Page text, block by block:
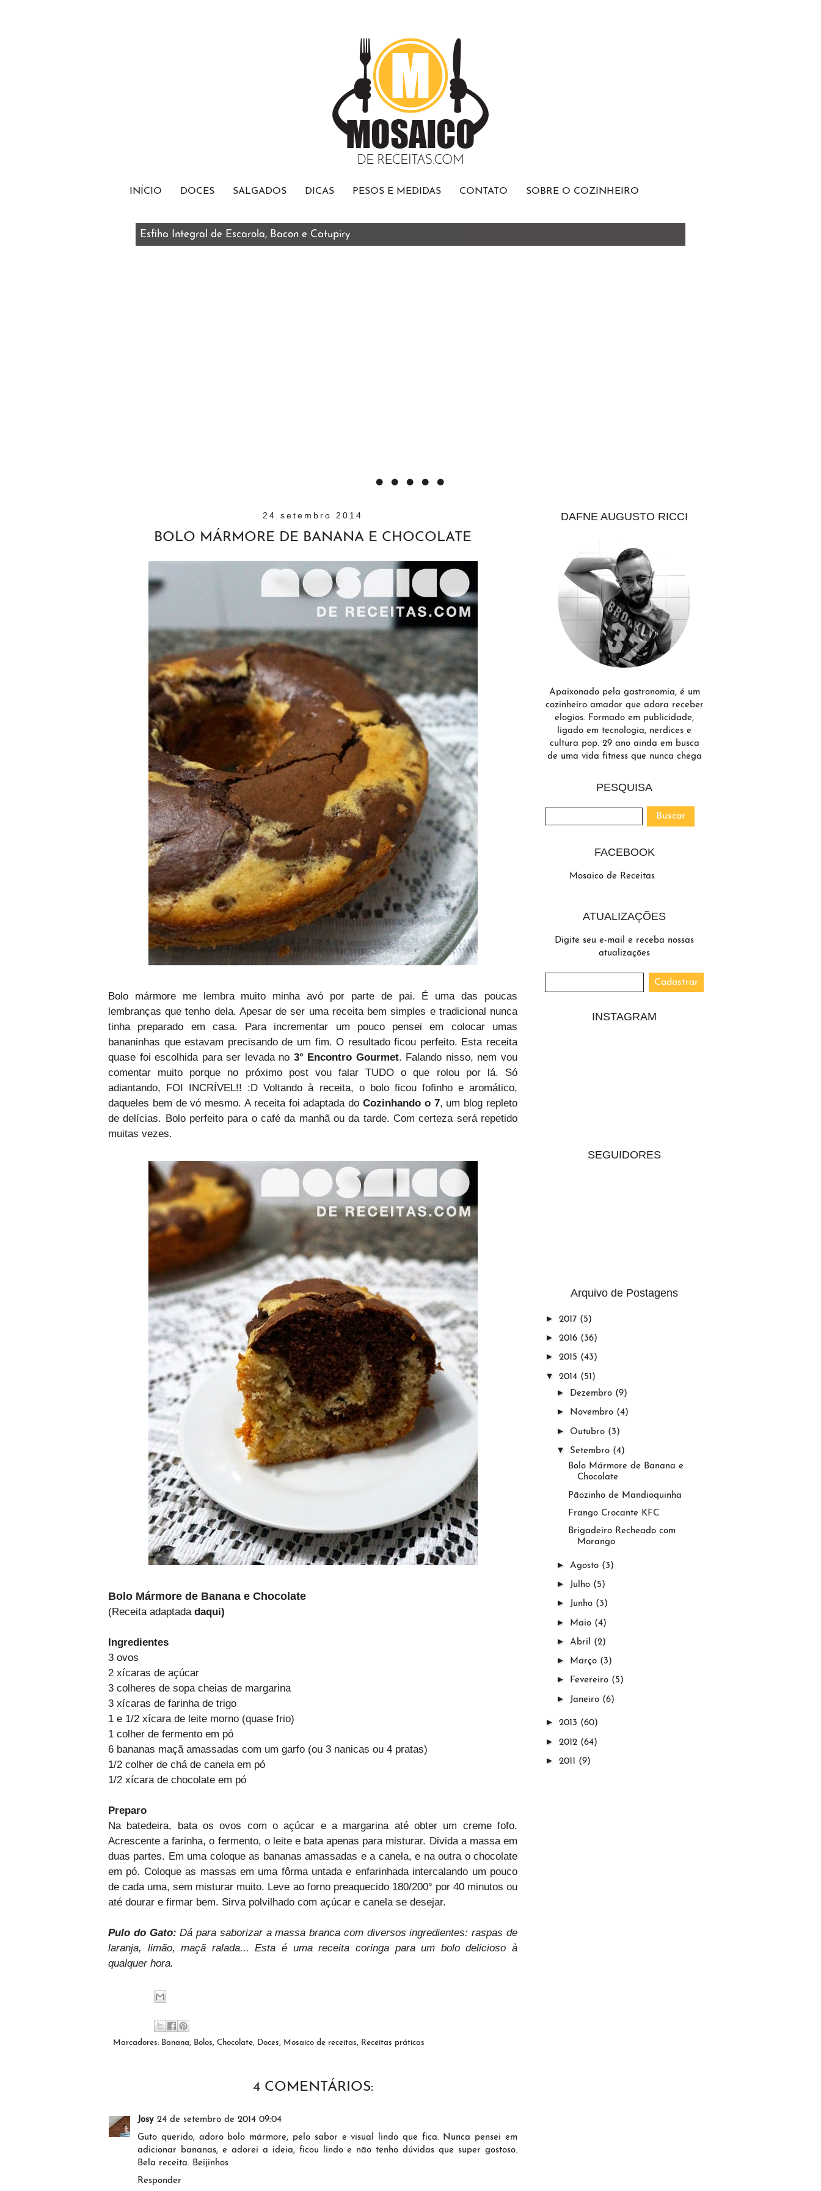
INÍCIO DOCES SALGADOS DICAS PESOS E MEDIDAS CONTATO SOBRE O COZINHEIRO
Esfiha Integral de Escarola, Bacon e Catupiry
24 setembro 2014
BOLO MÁRMORE DE BANANA E CHOCOLATE
Bolo mármore me lembra muito minha avó por parte de pai. É uma das poucas
lembranças que tenho dela. Apesar de ser uma receita bem simples e tradicional nunca
tinha preparado em casa. Para incrementar um pouco pensei em colocar umas
bananinhas que estavam precisando de um fim. O resultado ficou perfeito. Esta receita
quase foi escolhida para ser levada no 3° Encontro Gourmet. Falando nisso, nem vou
comentar muito porque no próximo post vou falar TUDO o que rolou por lá. Só
adiantando, FOI INCRÍVEL!! :D Voltando à receita, o bolo ficou fofinho e aromático,
daqueles bem de vó mesmo. A receita foi adaptada do Cozinhando o 7, um blog repleto
de delícias. Bolo perfeito para o café da manhã ou da tarde. Com certeza será repetido
muitas vezes.
Bolo Mármore de Banana e Chocolate
(Receita adaptada daqui)
Ingredientes
3 ovos
2 xícaras de açúcar
3 colheres de sopa cheias de margarina
3 xícaras de farinha de trigo
1 e 1/2 xícara de leite morno (quase frio)
1 colher de fermento em pó
6 bananas maçã amassadas com um garfo (ou 3 nanicas ou 4 pratas)
1/2 colher de chá de canela em pó
1/2 xícara de chocolate em pó
Preparo
Na batedeira, bata os ovos com o açúcar e a margarina até obter um creme fofo.
Acrescente a farinha, o fermento, o leite e bata apenas para misturar. Divida a massa em
duas partes. Em uma coloque as bananas amassadas e a canela, e na outra o chocolate
em pó. Coloque as massas em uma fôrma untada e enfarinhada intercalando um pouco
de cada uma, sem misturar muito. Leve ao forno preaquecido 180/200° por 40 minutos ou
até dourar e firmar bem. Sirva polvilhado com açúcar e canela se desejar.
Pulo do Gato: Dá para saborizar a massa branca com diversos ingredientes: raspas de
laranja, limão, maçã ralada... Esta é uma receita coringa para um bolo delicioso à
qualquer hora.
Marcadores: Banana, Bolos, Chocolate, Doces, Mosaico de receitas, Receitas práticas
4 COMENTÁRIOS:
Josy 24 de setembro de 2014 09:04
Guto querido, adoro bolo mármore, pelo sabor e visual lindo que fica. Nunca pensei em
adicionar bananas, e adorei a ideia, ficou lindo e não tenho dúvidas que super gostoso.
Bela receita. Beijinhos
Responder
DAFNE AUGUSTO RICCI
Apaixonado pela gastronomia, é um
cozinheiro amador que adora receber
elogios. Formado em publicidade,
ligado em tecnologia, nerdices e
cultura pop. 29 ano ainda em busca
de uma vida fitness que nunca chega
PESQUISA
FACEBOOK
Mosaico de Receitas
ATUALIZAÇÕES
Digite seu e-mail e receba nossas
atualizações
INSTAGRAM
SEGUIDORES
Arquivo de Postagens
► 2017 (5)
► 2016 (36)
► 2015 (43)
▼ 2014 (51)
► Dezembro (9)
► Novembro (4)
► Outubro (3)
▼ Setembro (4)
Bolo Mármore de Banana e
Chocolate
Pãozinho de Mandioquinha
Frango Crocante KFC
Brigadeiro Recheado com
Morango
► Agosto (3)
► Julho (5)
► Junho (3)
► Maio (4)
► Abril (2)
► Março (3)
► Fevereiro (5)
► Janeiro (6)
► 2013 (60)
► 2012 (64)
► 2011 (9)